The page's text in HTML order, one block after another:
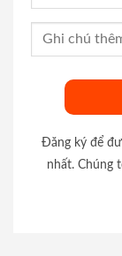
Đăng ký để
nhất. Chúng